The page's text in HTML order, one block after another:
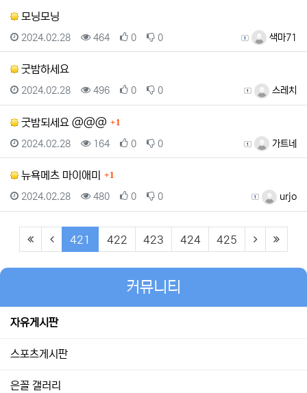
모닝모닝
등록자 색마71
등록일
2024.02.28 조회
464 추천
0 비추천
0
굿밤하세요
등록자 스레치
등록일
2024.02.28 조회
496 추천
0 비추천
0
굿밤되세요 @@@ 댓글
1
등록자 가트네
등록일
2024.02.28 조회
164 추천
0 비추천
0
뉴욕메츠 마이애미 댓글
1
등록자 urjo
등록일
2024.02.28 조회
480 추천
0 비추천
0
(first)(previous)
421 (current)
422 423 424 425 (next)(last)
커뮤니티
자유게시판
스포츠게시판
은꼴 갤러리